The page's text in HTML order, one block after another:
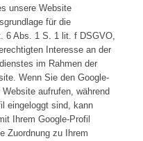
unsere Website
für die
6 Abs. 1 S. 1 lit. f DSGVO,
Interesse an der
im Rahmen der
Wenn Sie den Google-
aufrufen, während
eingeloggt sind, kann
Ihrem Google-Profil
Zuordnung zu Ihrem